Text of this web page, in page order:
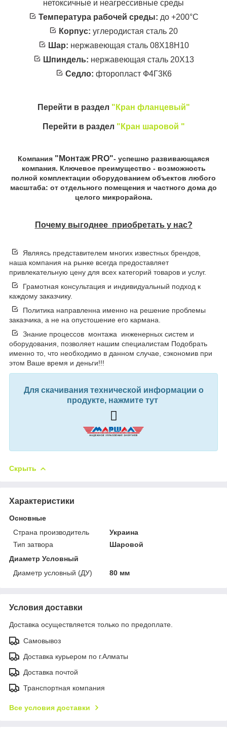
нетоксичные и неагрессивные среды
Температура рабочей среды: до +200°С
Корпус: углеродистая сталь 20
Шар: нержавеющая сталь 08Х18Н10
Шпиндель: нержавеющая сталь 20Х13
Седло: фторопласт Ф4Г3К6
Перейти в раздел "Кран фланцевый"
Перейти в раздел "Кран шаровой "
Компания "Монтаж PRO"- успешно развивающаяся
компания. Ключевое преимущество - возможность
полной комплектации оборудованием объектов любого
масштаба: от отдельного помещения и частного дома до
целого микрорайона.
Почему выгоднее приобретать у нас?
Являясь представителем многих известных брендов,
наша компания на рынке всегда предоставляет
привлекательную цену для всех категорий товаров и услуг.
Грамотная консультация и индивидуальный подход к
каждому заказчику.
Политика направленна именно на решение проблемы
заказчика, а не на опустошение его кармана.
Знание процессов монтажа инженерных систем и
оборудования, позволяет нашим специалистам Подобрать
именно то, что необходимо в данном случае, сэкономив при
этом Ваше время и деньги!!!
Для скачивания технической информации о
продукте, нажмите тут
Скрыть
Характеристики
Основные
Страна производитель
Украина
Тип затвора
Шаровой
Диаметр Условный
Диаметр условный (ДУ)
80 мм
Условия доставки
Доставка осуществляется только по предоплате.
Самовывоз
Доставка курьером по г.Алматы
Доставка почтой
Транспортная компания
Все условия доставки